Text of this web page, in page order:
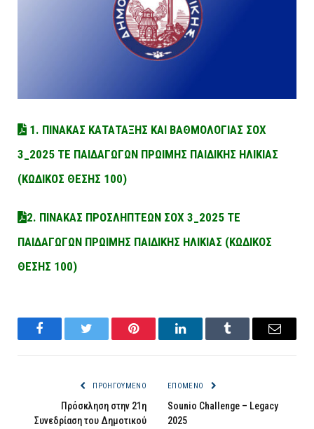
1. ΠΙΝΑΚΑΣ ΚΑΤΑΤΑΞΗΣ ΚΑΙ ΒΑΘΜΟΛΟΓΙΑΣ ΣΟΧ
3_2025 ΤΕ ΠΑΙΔΑΓΩΓΩΝ ΠΡΩΙΜΗΣ ΠΑΙΔΙΚΗΣ ΗΛΙΚΙΑΣ
(ΚΩΔΙΚΟΣ ΘΕΣΗΣ 100)
2. ΠΙΝΑΚΑΣ ΠΡΟΣΛΗΠΤΕΩΝ ΣΟΧ 3_2025 ΤΕ
ΠΑΙΔΑΓΩΓΩΝ ΠΡΩΙΜΗΣ ΠΑΙΔΙΚΗΣ ΗΛΙΚΙΑΣ (ΚΩΔΙΚΟΣ
ΘΕΣΗΣ 100)
FacebookTwitter Pinterest LinkedInTumblr Email
ΠΡΟΗΓΟΎΜΕΝΟ
Πρόσκληση στην 21η
Συνεδρίαση του Δημοτικού
ΕΠΌΜΕΝΟ
Sounio Challenge – Legacy
2025